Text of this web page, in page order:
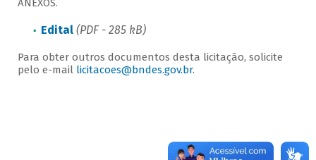
ANEXOS.
Edital (PDF - 285 kB)
Para obter outros documentos desta licitação, solicite
pelo e-mail licitacoes@bndes.gov.br.